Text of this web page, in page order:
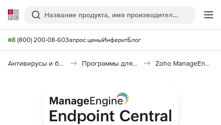
Softline
Поиск
8 (800) 200-08-60Запрос ценыИнферитБлог
Антивирусы и безопасность Программы для защиты информации Zoho ManageEngine Endpoint Central